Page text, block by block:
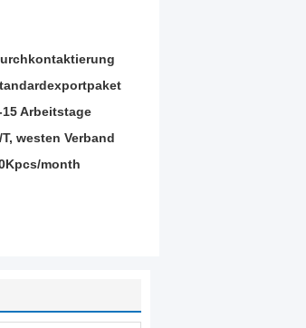
15 Arbeitstage
T, westen Verband
month